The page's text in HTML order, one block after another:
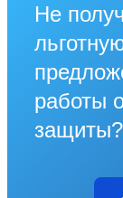
Не
работы
защиты?